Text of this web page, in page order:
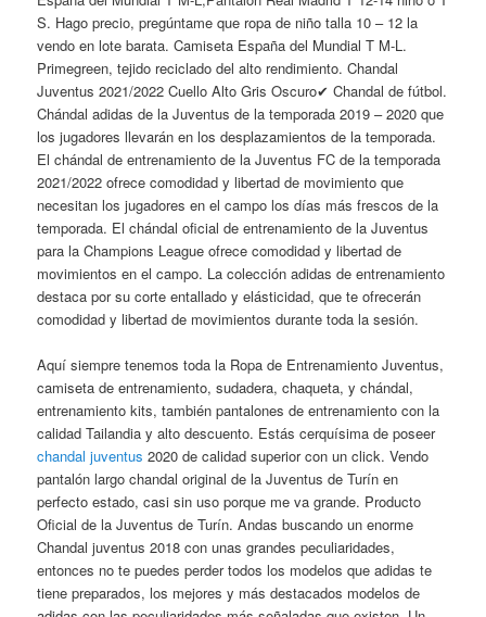
S. Hago precio, pregúntame que ropa de niño talla 10 – 12 la
vendo en lote barata. Camiseta España del Mundial T M-L.
Primegreen, tejido reciclado del alto rendimiento. Chandal
Juventus 2021/2022 Cuello Alto Gris Oscuro✔ Chandal de fútbol.
Chándal adidas de la Juventus de la temporada 2019 – 2020 que
los jugadores llevarán en los desplazamientos de la temporada.
El chándal de entrenamiento de la Juventus FC de la temporada
2021/2022 ofrece comodidad y libertad de movimiento que
necesitan los jugadores en el campo los días más frescos de la
temporada. El chándal oficial de entrenamiento de la Juventus
para la Champions League ofrece comodidad y libertad de
movimientos en el campo. La colección adidas de entrenamiento
destaca por su corte entallado y elásticidad, que te ofrecerán
comodidad y libertad de movimientos durante toda la sesión.
Aquí siempre tenemos toda la Ropa de Entrenamiento Juventus,
camiseta de entrenamiento, sudadera, chaqueta, y chándal,
entrenamiento kits, también pantalones de entrenamiento con la
calidad Tailandia y alto descuento. Estás cerquísima de poseer
chandal juventus 2020 de calidad superior con un click. Vendo
pantalón largo chandal original de la Juventus de Turín en
perfecto estado, casi sin uso porque me va grande. Producto
Oficial de la Juventus de Turín. Andas buscando un enorme
Chandal juventus 2018 con unas grandes peculiaridades,
entonces no te puedes perder todos los modelos que adidas te
tiene preparados, los mejores y más destacados modelos de